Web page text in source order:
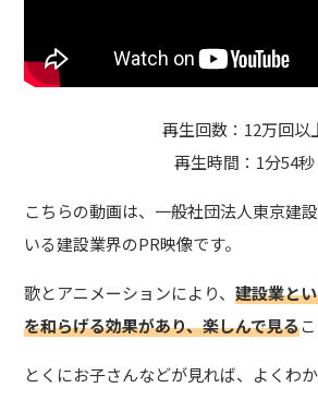
再生回数：12万回以
再生時間：1分54秒
こちらの動画は、一般社団法人東京建
いる建設業界のPR映像です。
歌とアニメーションにより、建設業と
を和らげる効果があり、楽しんで見る
とくにお子さんなどが見れば、よくわ